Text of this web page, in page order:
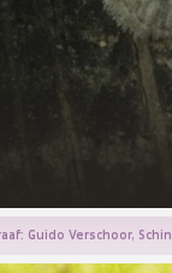
Guido Verschoor,